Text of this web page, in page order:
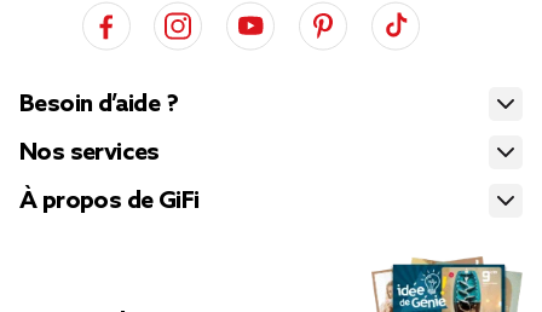
Besoin d’aide ?
Nos services
À propos de GiFi